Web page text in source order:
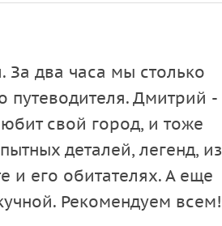
два часа мы столько
путеводителя. Дмитрий -
свой город, и тоже
деталей, легенд, из
и его обитателях. А еще
Рекомендуем всем!